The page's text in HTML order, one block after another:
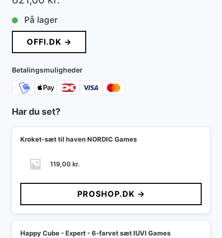
På lager
OFFI.DK →
Betalingsmuligheder
Har du set?
Kroket-sæt til haven NORDIC Games
119,00 kr.
PROSHOP.DK →
Happy Cube - Expert - 6-farvet sæt IUVI Games